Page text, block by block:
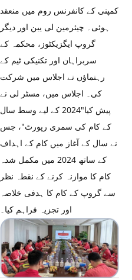
کمپنی کے کانفرنس روم میں منعقد
ہوئی۔ چیئرمین لی یبن اور دیگر
گروپ ایگزیکٹوز، محکمہ کے
سربراہان اور تکنیکی ٹیم کے
رہنماؤں نے اجلاس میں شرکت
کی۔ اجلاس میں، مسٹر لی نے
پیش کیا"2024 کے لیے وسط سال
کے کام کی سمری رپورٹ"، جس
نے سال کے آغاز میں کام کے اہداف
کے ساتھ 2024 میں مکمل شدہ
کام کا موازنہ کرنے کے نقطہ نظر
سے گروپ کے کام کا ہدفی خلاصہ
اور تجزیہ فراہم کیا۔